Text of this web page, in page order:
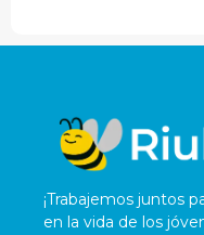
¡Trabajemos juntos
en la vida de los